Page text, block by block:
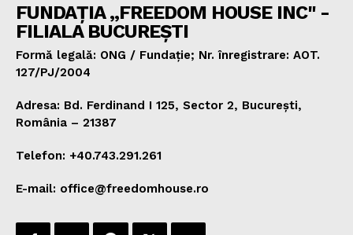
FUNDAȚIA „FREEDOM HOUSE INC" -
FILIALA BUCUREȘTI
Formă legală: ONG / Fundație; Nr. înregistrare: AOT.
127/PJ/2004
Adresa: Bd. Ferdinand I 125, Sector 2, București,
România – 21387
Telefon: +40.743.291.261
E-mail: office@freedomhouse.ro